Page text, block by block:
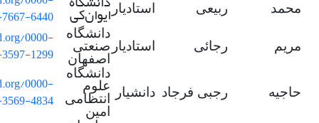
محمد ربیعی استادیار ایوانکی
6440
مریم رجائی استادیار
دانشگاه
صنعتی
اصفهان
0000-
1299
حاجیه رجبی فرجاد دانشیار
دانشگاه
علوم
انتظامی
امین
0000-
4834